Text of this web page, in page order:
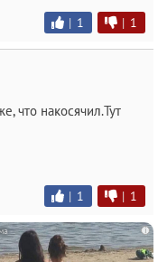
| 1 | 1
что накосячил.Тут
| 1 | 1
i